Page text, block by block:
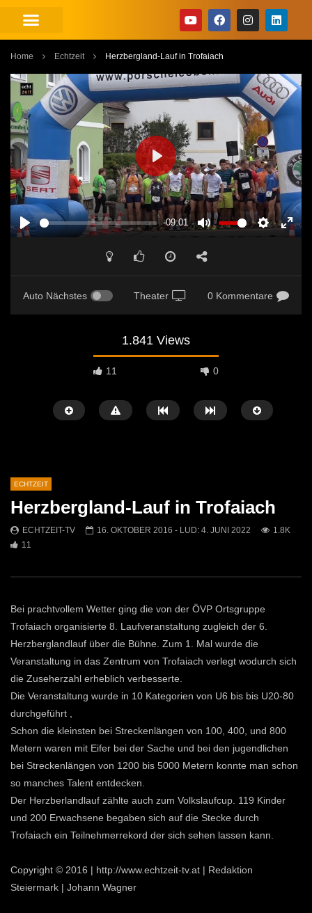
Home Echtzeit Herzbergland-Lauf in Trofaiach
PLAY
-09:01
MUTE SETTINGS
PLAY
Auto Nächstes Theater 0 Kommentare
1.841 Views
11 0
„Spirituelle Reise“ Vocalensemble
ECHTZEIT-TV
18. NOVEMBER 2024
ECHTZEIT-TV
12.
ECHTZEIT
Herzbergland-Lauf in Trofaiach
ECHTZEIT-TV 16. OKTOBER 2016 - LUD: 4. JUNI 2022
1.8K
11
Bei prachtvollem Wetter ging die von der ÖVP Ortsgruppe
Trofaiach organisierte 8. Laufveranstaltung zugleich der 6.
Herzberglandlauf über die Bühne. Zum 1. Mal wurde die
Veranstaltung in das Zentrum von Trofaiach verlegt wodurch sich
die Zuseherzahl erheblich verbesserte.
Die Veranstaltung wurde in 10 Kategorien von U6 bis bis U20-80
durchgeführt ,
Schon die kleinsten bei Streckenlängen von 100, 400, und 800
Metern waren mit Eifer bei der Sache und bei den jugendlichen
bei Streckenlängen von 1200 bis 5000 Metern konnte man schon
so manches Talent entdecken.
Der Herzberlandlauf zählte auch zum Volkslaufcup. 119 Kinder
und 200 Erwachsene begaben sich auf die Stecke durch
Trofaiach ein Teilnehmerrekord der sich sehen lassen kann.
Copyright © 2016 | http://www.echtzeit-tv.at | Redaktion
Steiermark | Johann Wagner